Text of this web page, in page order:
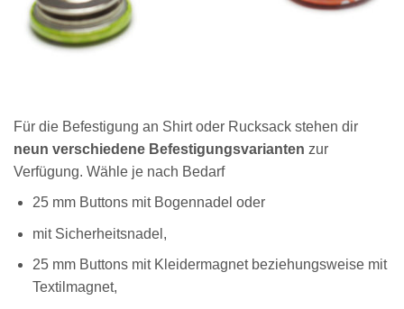
Für die Befestigung an Shirt oder Rucksack stehen dir
neun verschiedene Befestigungsvarianten zur
Verfügung. Wähle je nach Bedarf
25 mm Buttons mit Bogennadel oder
mit Sicherheitsnadel,
25 mm Buttons mit Kleidermagnet beziehungsweise mit
Textilmagnet,